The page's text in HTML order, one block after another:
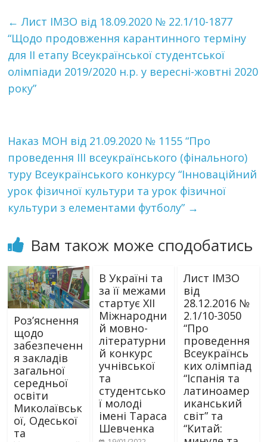
← Лист ІМЗО від 18.09.2020 № 22.1/10-1877
“Щодо продовження карантинного терміну
для ІІ етапу Всеукраїнської студентської
олімпіади 2019/2020 н.р. у вересні-жовтні 2020
року”
Наказ МОН від 21.09.2020 № 1155 “Про
проведення ІІІ всеукраїнського (фінального)
туру Всеукраїнського конкурсу “Інноваційний
урок фізичної культури та урок фізичної
культури з елементами футболу” →
Вам також може сподобатись
Роз’яснення
щодо
забезпеченн
я закладів
загальної
середньої
освіти
Миколаївськ
ої, Одеської
та
В Україні та
за її межами
стартує ХІІ
Міжнародни
й мовно-
літературни
й конкурс
учнівської
та
студентсько
ї молоді
імені Тараса
Шевченка
Лист ІМЗО
від
28.12.2016 №
2.1/10-3050
“Про
проведення
Всеукраїнсь
ких олімпіад
“Іспанія та
латиноамер
иканський
світ” та
“Китай: